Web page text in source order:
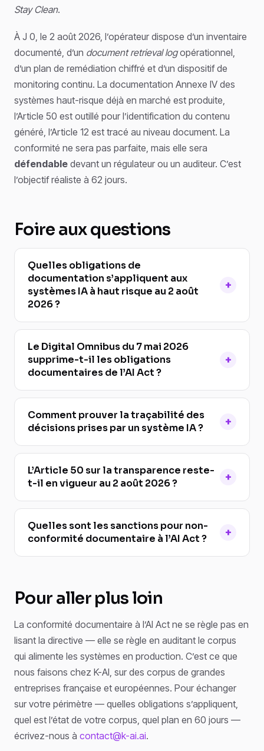
Stay Clean.
À J 0, le 2 août 2026, l’opérateur dispose d’un inventaire
documenté, d’un document retrieval logopérationnel,
d’un plan de remédiation chiffré et d’un dispositif de
monitoring continu. La documentation Annexe IV des
systèmes haut-risque déjà en marché est produite,
l’Article 50 est outillé pour l’identification du contenu
généré, l’Article 12 est tracé au niveau document. La
conformité ne sera pas parfaite, mais elle sera
défendable devant un régulateur ou un auditeur. C’est
l’objectif réaliste à 62 jours.
Foire aux questions
Quelles obligations de
documentation s’appliquent aux
systèmes IA à haut risque au 2 août
2026 ?
Le Digital Omnibus du 7 mai 2026
supprime-t-il les obligations
documentaires de l’AI Act ?
Comment prouver la traçabilité des
décisions prises par un système IA ?
L’Article 50 sur la transparence reste-
t-il en vigueur au 2 août 2026 ?
Quelles sont les sanctions pour non-
conformité documentaire à l’AI Act ?
Pour aller plus loin
La conformité documentaire à l’AI Act ne se règle pas en
lisant la directive — elle se règle en auditant le corpus
qui alimente les systèmes en production. C’est ce que
nous faisons chez K-AI, sur des corpus de grandes
entreprises française et européennes. Pour échanger
sur votre périmètre — quelles obligations s’appliquent,
quel est l’état de votre corpus, quel plan en 60 jours —
écrivez-nous à contact@k-ai.ai.